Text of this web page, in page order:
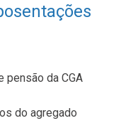
pensão da CGA
do agregado